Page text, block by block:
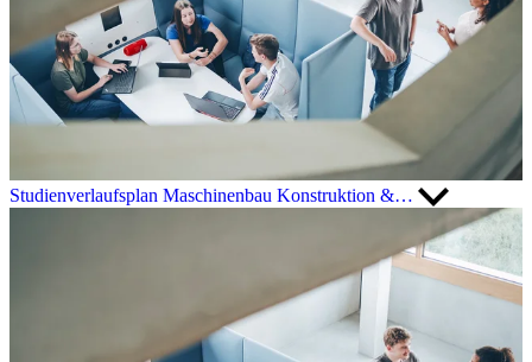
Studienverlaufsplan Maschinenbau Konstruktion &…